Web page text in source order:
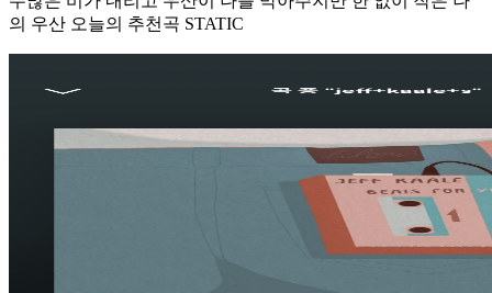
의 우산 오늘의 추천곡 STATIC